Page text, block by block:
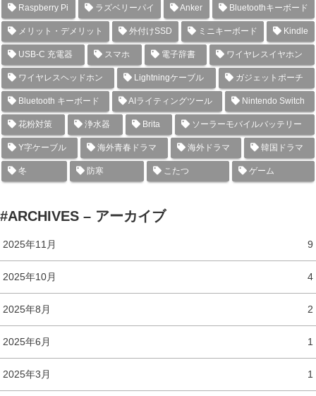
Raspberry Pi ラズベリーパイ Anker Bluetoothキーボード
メリット・デメリット 外付けSSD ミニキーボード Kindle
USB-C 充電器 スマホ 電子辞書 ワイヤレスイヤホン
ワイヤレスヘッドホン Lightningケーブル ガジェットポーチ
Bluetooth キーボード AIライティングツール Nintendo Switch
花粉対策 浄水器 Brita ソーラーモバイルバッテリー
Y字ケーブル 海外青春ドラマ 海外ドラマ 韓国ドラマ
冬 防寒 こたつ ゲーム
#ARCHIVES – アーカイブ
2025年11月 9
2025年10月 4
2025年8月 2
2025年6月 1
2025年3月 1